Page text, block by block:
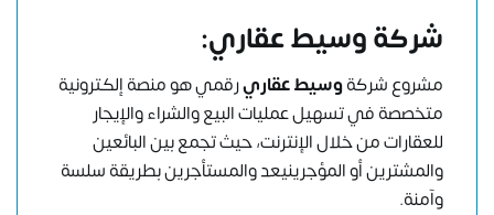
شركة وسيط عقاري:
مشروع شركةوسيط عقاريرقمي هو منصة إلكترونية
متخصصة في تسهيل عمليات البيع والشراء والإيجار
للعقارات من خلال الإنترنت، حيث تجمع بين البائعين
والمشترين أو المؤجرينيعد والمستأجرين بطريقة سلسة
وآمنة.